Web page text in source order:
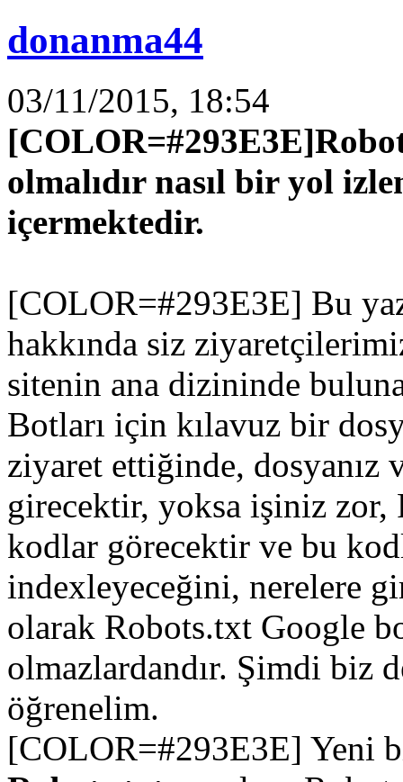
donanma44
03/11/2015, 18:54
olmalıdır nasıl bir yol
içermektedir.
[COLOR=#293E3E] Bu
hakkında siz
sitenin ana dizininde
Botları için kılavuz bir
ziyaret ettiğinde, dosyanız
girecektir, yoksa işiniz zor,
kodlar görecektir ve bu
indexleyeceğini, nerelere
olarak Robots.txt Google
olmazlardandır. Şimdi biz
öğrenelim.
[COLOR=#293E3E] Yeni